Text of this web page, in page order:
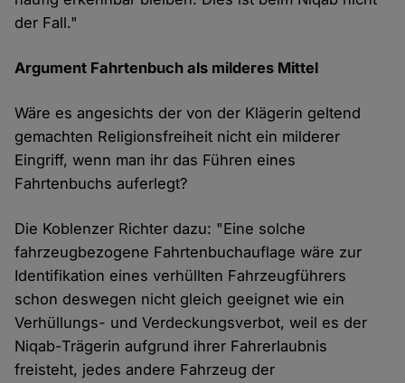
der Fall."
Argument Fahrtenbuch als milderes Mittel
Wäre es angesichts der von der Klägerin geltend
gemachten Religionsfreiheit nicht ein milderer
Eingriff, wenn man ihr das Führen eines
Fahrtenbuchs auferlegt?
Die Koblenzer Richter dazu: "Eine solche
fahrzeugbezogene Fahrtenbuchauflage wäre zur
Identifikation eines verhüllten Fahrzeugführers
schon deswegen nicht gleich geeignet wie ein
Verhüllungs- und Verdeckungsverbot, weil es der
Niqab-Trägerin aufgrund ihrer Fahrerlaubnis
freisteht, jedes andere Fahrzeug der